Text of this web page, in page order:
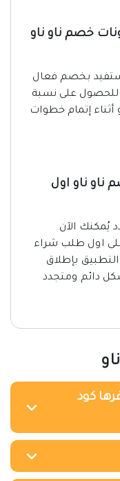
كوبونات خصم ناو ناو
بخصم فعال
للحصول على نسبة
إتمام خطوات
خصم ناو ناو اول
يُمكنك الآن
خصم فعال حتى 25% على اول طلب شراء
بإطلاق
دائم ومتجدد
كود